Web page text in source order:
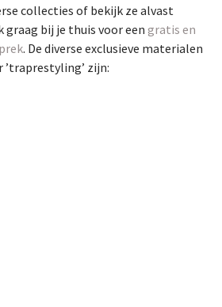
collecties of bekijk ze alvast
graag bij je thuis voor eengratis en
. De diverse exclusieve materialen
’traprestyling’ zijn: